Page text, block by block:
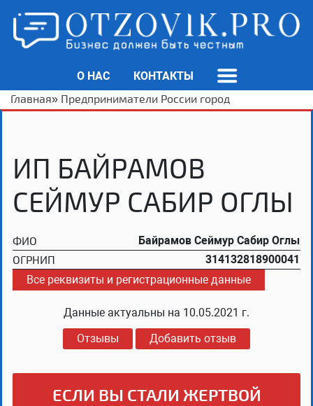
О НАС
КОНТАКТЫ
Главная» Предприниматели России город
ИП БАЙРАМОВ
СЕЙМУР САБИР ОГЛЫ
ФИО
Байрамов Сеймур Сабир Оглы
ОГРНИП
314132818900041
Все реквизиты и регистрационные данные
Данные актуальны на 10.05.2021 г.
Отзывы
Добавить отзыв
ЕСЛИ ВЫ СТАЛИ ЖЕРТВОЙ